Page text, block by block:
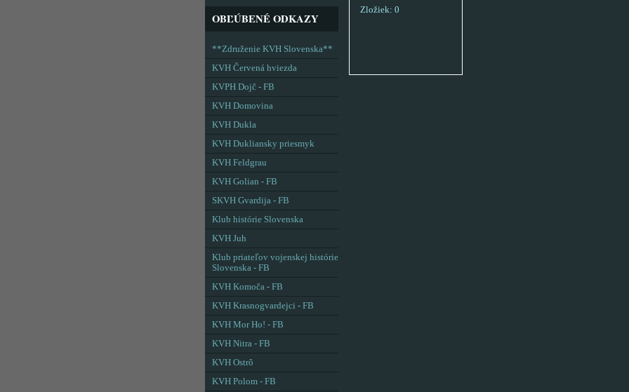
Zložiek: 0
OBĽÚBENÉ ODKAZY
**Združenie KVH Slovenska**
KVH Červená hviezda
KVPH Dojč - FB
KVH Domovina
KVH Dukla
KVH Dukliansky priesmyk
KVH Feldgrau
KVH Golian - FB
SKVH Gvardija - FB
Klub histórie Slovenska
KVH Juh
Klub priateľov vojenskej histórie
Slovenska - FB
KVH Komoča - FB
KVH Krasnogvardejci - FB
KVH Mor Ho! - FB
KVH Nitra - FB
KVH Ostrô
KVH Polom - FB